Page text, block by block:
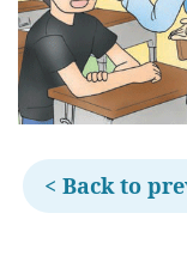
< Back to